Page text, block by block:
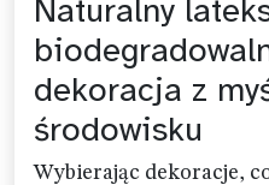
Naturalny
dekoracja z
środowisku
Wybierając dekoracje,